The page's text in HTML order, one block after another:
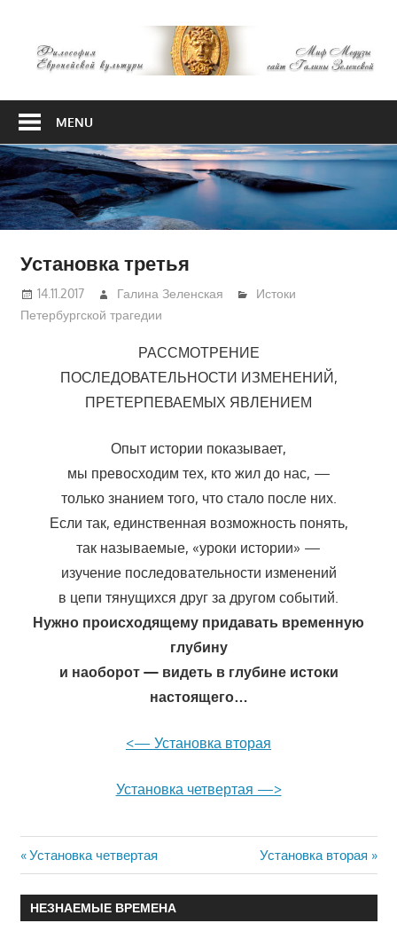
content
Европейской
MENU
Установка третья
14.11.2017 Галина Зеленская
Истоки
Петербургской трагедии
РАССМОТРЕНИЕ
ПОСЛЕДОВАТЕЛЬНОСТИ ИЗМЕНЕНИЙ,
ПРЕТЕРПЕВАЕМЫХ ЯВЛЕНИЕМ
Опыт истории показывает,
мы превосходим тех, кто жил до нас, —
только знанием того, что стало после них.
Если так, единственная возможность понять,
так называемые, «уроки истории» —
изучение последовательности изменений
в цепи тянущихся друг за другом событий.
Нужно происходящему придавать временную
глубину
и наоборот — видеть в глубине истоки
настоящего…
<— Установка вторая
Установка четвертая —>
Навигация
по
Previous
Post:
Установка четвертая
Next
Post:
Установка вторая
НЕЗНАЕМЫЕ ВРЕМЕНА